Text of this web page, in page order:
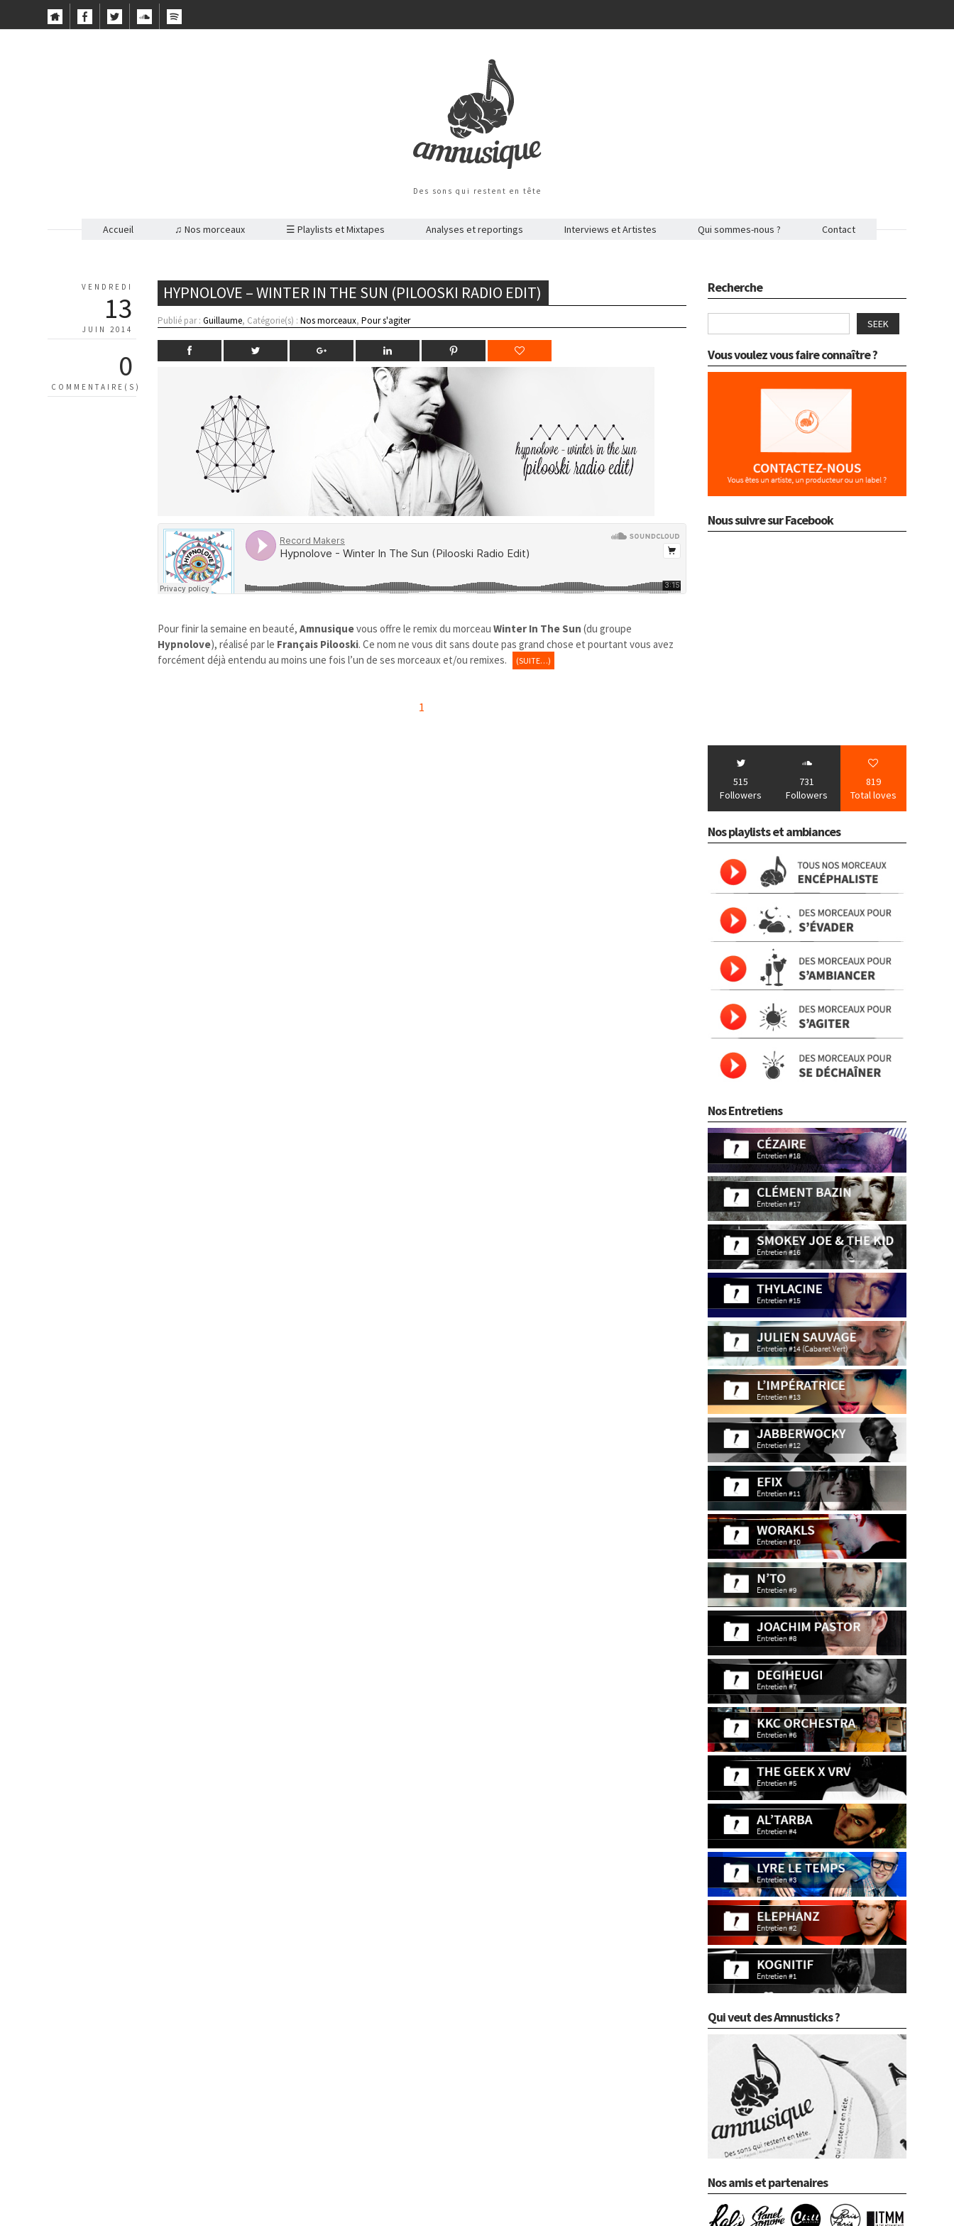
Des sons qui restent en tête
Accueil ♫ Nos morceaux ☰ Playlists et Mixtapes Analyses et reportings Interviews et Artistes Qui sommes-nous ? Contact
VENDREDI
13
JUIN 2014
0
COMMENTAIRE(S)
HYPNOLOVE – WINTER IN THE SUN (PILOOSKI RADIO EDIT)
Publié par :Guillaume, Catégorie(s) :Nos morceaux,Pour s'agiter
Pour finir la semaine en beauté,Amnusiquevous offre le remix du morceauWinter In The Sun (du groupe
Hypnolove), réalisé par le Français Pilooski. Ce nom ne vous dit sans doute pas grand chose et pourtant vous avez
forcément déjà entendu au moins une fois l’un de ses morceaux et/ou remixes.
(SUITE…)
1
Recherche
SEEK
Vous voulez vous faire connaître ?
Nous suivre sur Facebook
515
Followers
731
Followers
819
Total loves
Nos playlists et ambiances
Nos Entretiens
Qui veut des Amnusticks ?
Nos amis et partenaires